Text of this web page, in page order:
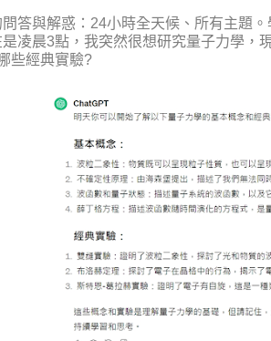
答與解惑： 24小時全天候、所有主題。
凌晨3點，我突然很想研究量子力學，
些經典實驗?